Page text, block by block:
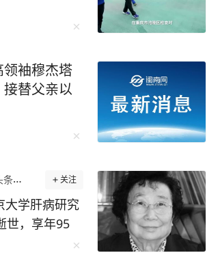
袖穆杰塔
替父亲以
者 关注
大学肝病研究
世，享年95